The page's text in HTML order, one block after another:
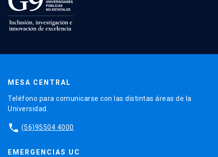
MESA CENTRAL
Teléfono para comunicarse con las distintas áreas de la
Universidad.
phone (56)95504 4000
EMERGENCIAS UC